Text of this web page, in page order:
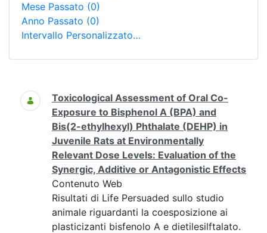
Mese Passato (0)
Anno Passato (0)
Intervallo Personalizzato…
Ricerca
Toxicological Assessment of Oral Co-
Exposure to Bisphenol A (BPA) and
Bis(2-ethylhexyl) Phthalate (DEHP) in
Juvenile Rats at Environmentally
Relevant Dose Levels: Evaluation of the
Synergic, Additive or Antagonistic Effects
Contenuto Web
Risultati di Life Persuaded sullo studio
animale riguardanti la coesposizione ai
plasticizanti bisfenolo A e dietilesilftalato.